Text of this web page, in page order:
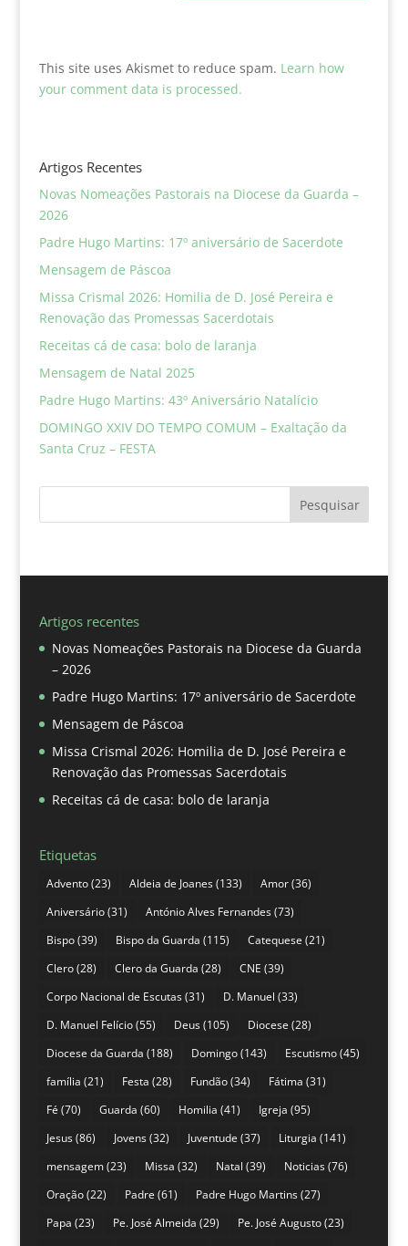
This site uses Akismet to reduce spam. Learn how
your comment data is processed.
Artigos Recentes
Novas Nomeações Pastorais na Diocese da Guarda –
2026
Padre Hugo Martins: 17º aniversário de Sacerdote
Mensagem de Páscoa
Missa Crismal 2026: Homilia de D. José Pereira e
Renovação das Promessas Sacerdotais
Receitas cá de casa: bolo de laranja
Mensagem de Natal 2025
Padre Hugo Martins: 43º Aniversário Natalício
DOMINGO XXIV DO TEMPO COMUM – Exaltação da
Santa Cruz – FESTA
Pesquisar
Artigos recentes
Novas Nomeações Pastorais na Diocese da Guarda
– 2026
Padre Hugo Martins: 17º aniversário de Sacerdote
Mensagem de Páscoa
Missa Crismal 2026: Homilia de D. José Pereira e
Renovação das Promessas Sacerdotais
Receitas cá de casa: bolo de laranja
Etiquetas
Advento(23) Aldeia de Joanes(133) Amor(36)
Aniversário(31) António Alves Fernandes(73)
Bispo(39) Bispo da Guarda (115) Catequese (21)
Clero(28) Clero da Guarda (28) CNE (39)
Corpo Nacional de Escutas(31) D. Manuel (33)
D. Manuel Felício(55) Deus(105) Diocese (28)
Diocese da Guarda (188) Domingo(143) Escutismo(45)
família (21) Festa (28) Fundão(34) Fátima (31)
Fé (70) Guarda (60) Homilia (41) Igreja (95)
Jesus(86) Jovens(32) Juventude (37) Liturgia (141)
mensagem(23) Missa (32) Natal (39) Noticias(76)
Oração(22) Padre (61) Padre Hugo Martins(27)
Papa (23) Pe. José Almeida (29) Pe. José Augusto(23)